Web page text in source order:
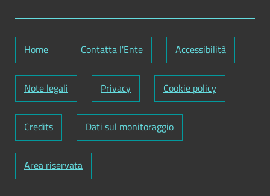
Home Contatta l'Ente Accessibilità
Note legali Privacy Cookie policy
Credits Dati sul monitoraggio
Area riservata